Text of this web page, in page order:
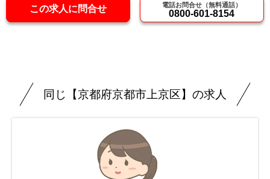
この求人に問合せ 電話お問合せ（無料通話）
0800-601-8154
同じ【京都府京都市上京区】の求人